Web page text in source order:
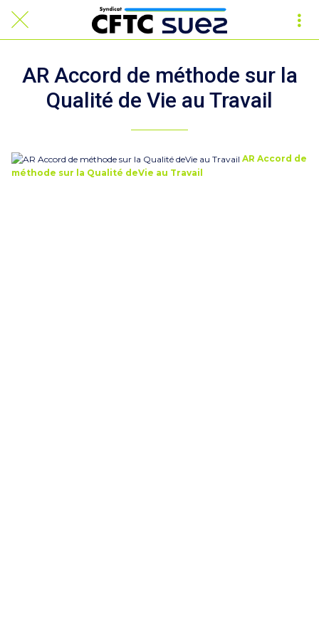
AR Accord de méthode sur la
Qualité de Vie au Travail
AR Accord de
méthode sur la Qualité deVie au Travail